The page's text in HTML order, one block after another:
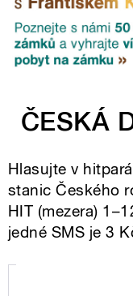
ČESKÁ
Hlasujte v
stanic Českého
HIT (mezera)
jedné SMS je 3